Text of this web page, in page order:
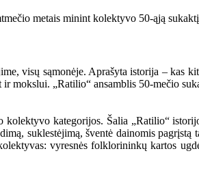
metais minint kolektyvo 50-ąją
visų sąmonėje. Aprašyta istorija – kas
mokslui. „Ratilio“ ansamblis 50-mečio
kategorijos. Šalia „Ratilio“
suklestėjimą, šventė dainomis pagrįstą
vyresnės folklorininkų kartos